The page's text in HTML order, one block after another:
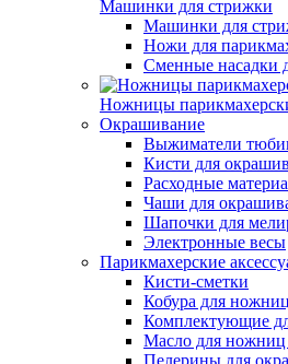
Машинки для стрижки
Машинки для
Ножи для
Сменные насадки
Ножницы
Окрашивание
Выжиматели
Кисти для
Расходные
Чаши для
Шапочки для
Электронные весы
Парикмахерские
Кисти-сметки
Кобура для ножниц
Комплектующие
Масло для
Пелерины для